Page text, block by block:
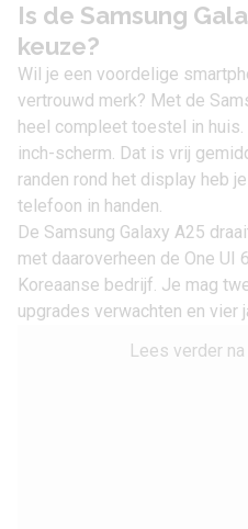
Is de Samsung
keuze?
Wil je een voordelige
vertrouwd merk? Met de
heel compleet toestel in
inch-scherm. Dat is vrij
randen rond het display heb
telefoon in handen.
De Samsung Galaxy A25
met daaroverheen de One UI
Koreaanse bedrijf. Je mag
upgrades verwachten en vier
Lees verder